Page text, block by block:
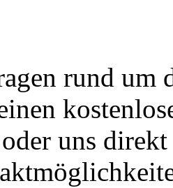
rund um
uns